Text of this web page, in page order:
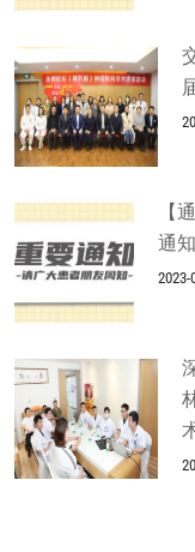
【
通知
2023-